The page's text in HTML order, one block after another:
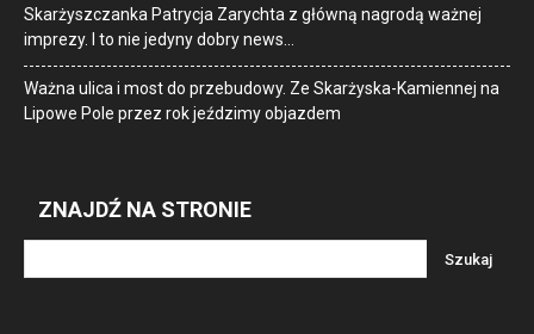
Skarżyszczanka Patrycja Zarychta z główną nagrodą ważnej
imprezy. I to nie jedyny dobry news…
Ważna ulica i most do przebudowy. Ze Skarżyska-Kamiennej na
Lipowe Pole przez rok jeździmy objazdem
ZNAJDŹ NA STRONIE